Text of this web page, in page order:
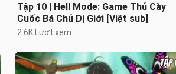
Tập 10 | Hell Mode: Game Thủ Cày
Cuốc Bá Chủ Dị Giới [Việt sub]
2.6K Lượt xem